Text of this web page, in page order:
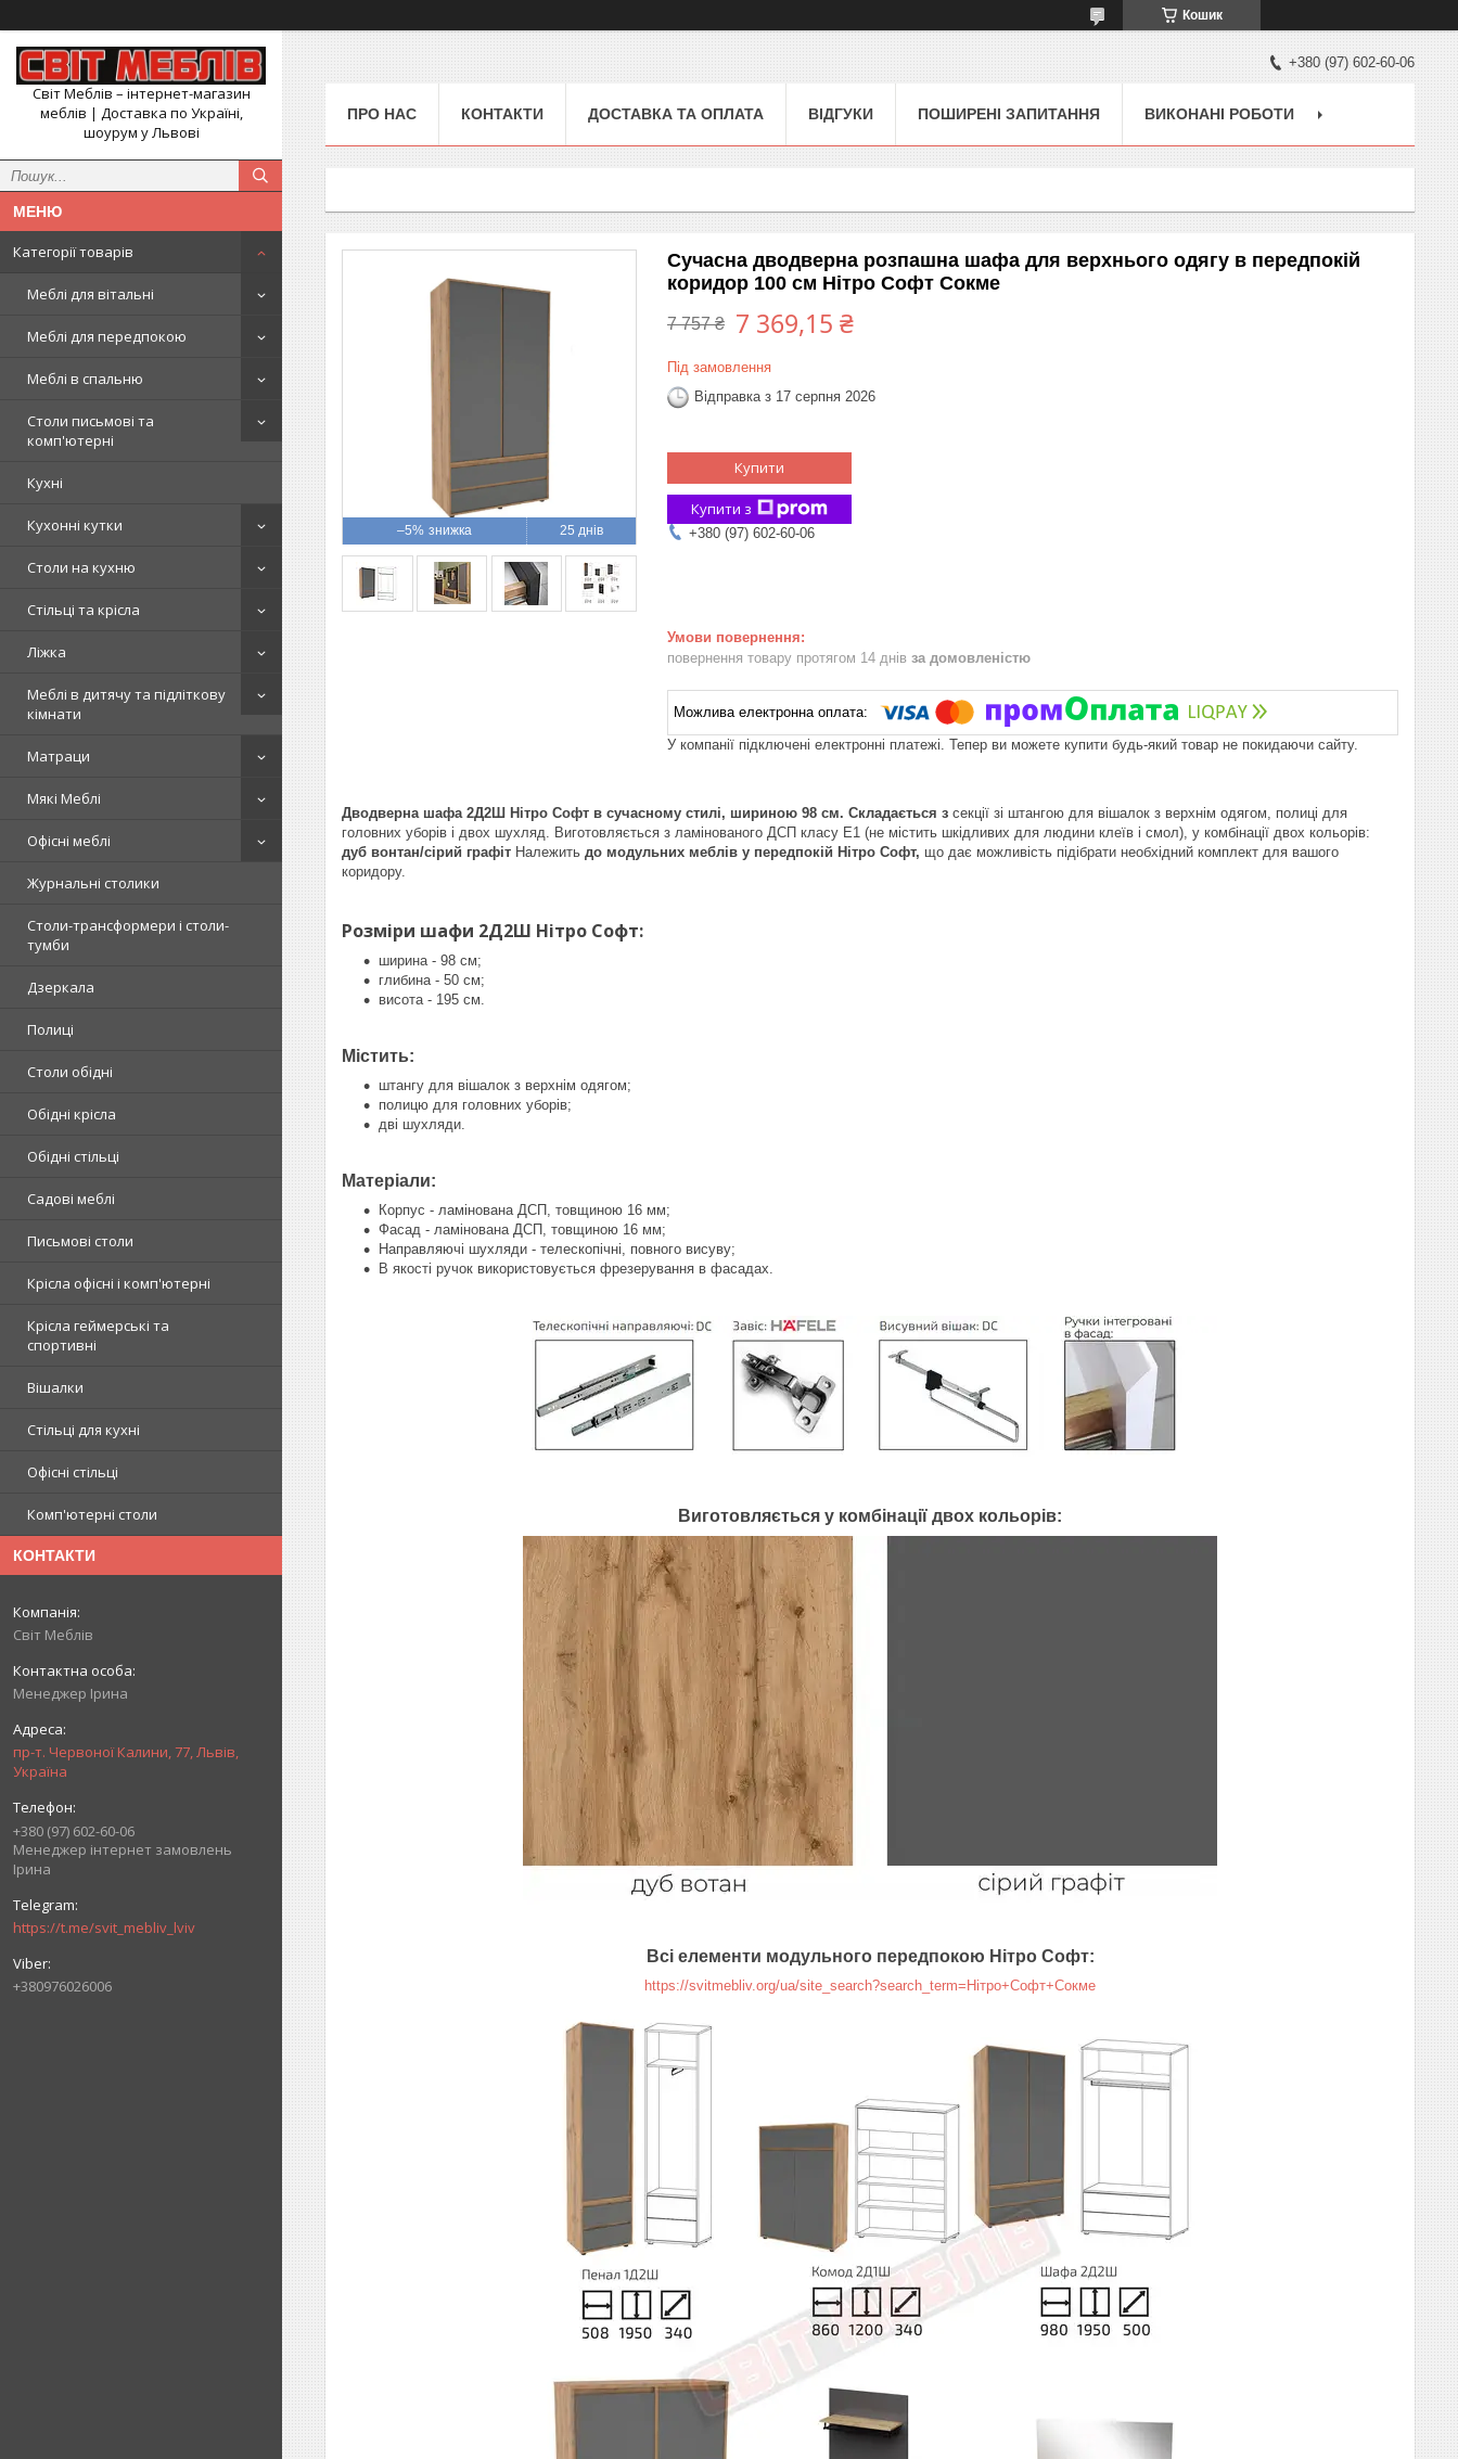
Кошик
Світ Меблів – інтернет-магазин
меблів | Доставка по Україні,
шоурум у Львові
Категорії товарів
Меблі для вітальні
Меблі для передпокою
Меблі в спальню
Столи письмові та
комп'ютерні
Кухні
Кухонні кутки
Столи на кухню
Стільці та крісла
Ліжка
Меблі в дитячу та підліткову
кімнати
Матраци
Мякі Меблі
Офісні меблі
Журнальні столики
Столи-трансформери і столи-
тумби
Дзеркала
Полиці
Столи обідні
Обідні крісла
Обідні стільці
Садові меблі
Письмові столи
Крісла офісні і комп'ютерні
Крісла геймерські та
спортивні
Вішалки
Стільці для кухні
Офісні стільці
Комп'ютерні столи
КОНТАКТИ
Світ Меблів
Менеджер Ірина
пр-т. Червоної Калини, 77, Львів,
Україна
+380 (97) 602-60-06
Менеджер інтернет замовлень
Ірина
https://t.me/svit_mebliv_lviv
+380976026006
+380 (97) 602-60-06
ПРО НАС КОНТАКТИ ДОСТАВКА ТА ОПЛАТА ВІДГУКИ ПОШИРЕНІ ЗАПИТАННЯ ВИКОНАНІ РОБОТИ
–5% 25 днів
Сучасна дводверна розпашна шафа для верхнього одягу в передпокій
коридор 100 см Нітро Софт Сокме
7 757 ₴ 7 369,15 ₴
Під замовлення
Відправка з 17 серпня 2026
Купити
Купити з
+380 (97) 602-60-06
повернення товару протягом 14 днів за домовленістю
У компанії підключені електронні платежі. Тепер ви можете купити будь-який товар не покидаючи сайту.
Дводверна шафа 2Д2Ш Нітро Софт в сучасному стилі, шириною 98 см. Складається з секції зі штангою для вішалок з верхнім одягом, полиці для
головних уборів і двох шухляд. Виготовляється з ламінованого ДСП класу Е1 (не містить шкідливих для людини клеїв і смол), у комбінації двох кольорів:
дуб вонтан/сірий графіт Належить до модульних меблів у передпокій Нітро Софт, що дає можливість підібрати необхідний комплект для вашого
коридору.
Розміри шафи 2Д2Ш Нітро Софт:
ширина - 98 см;
глибина - 50 см;
висота - 195 см.
Містить:
штангу для вішалок з верхнім одягом;
полицю для головних уборів;
дві шухляди.
Матеріали:
Корпус - ламінована ДСП, товщиною 16 мм;
Фасад - ламінована ДСП, товщиною 16 мм;
Направляючі шухляди - телескопічні, повного висуву;
В якості ручок використовується фрезерування в фасадах.
Виготовляється у комбінації двох кольорів:
Всі елементи модульного передпокою Нітро Софт:
https://svitmebliv.org/ua/site_search?search_term=Нітро+Софт+Сокме